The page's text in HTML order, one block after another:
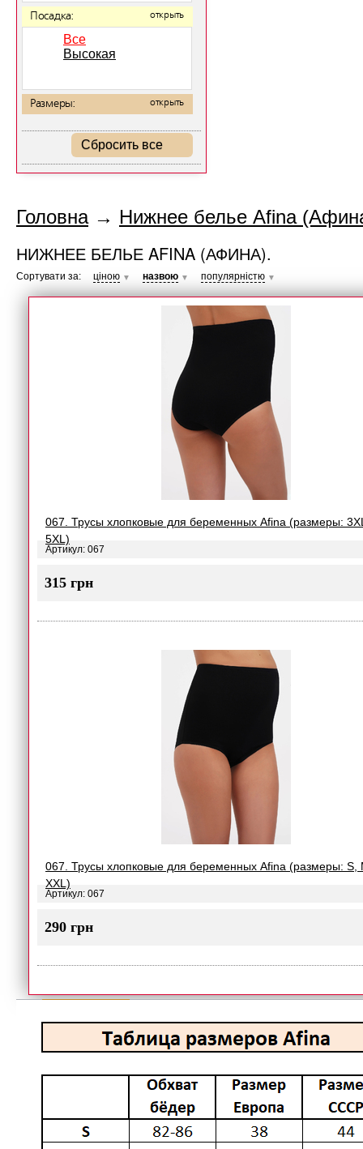
Посадка: открыть
Все
Высокая
Размеры: открыть
Сбросить все
Головна→ Нижнее белье Afina
НИЖНЕЕ БЕЛЬЕ AFINA (АФИНА).
Сортувати за: ціною ▼ назвою ▼ популярністю ▼
067. Трусы хлопковые для беременных Afina (размеры:
5XL)
Артикул: 067
315 грн
067. Трусы хлопковые для беременных Afina (размеры: S,
XXL)
Артикул: 067
290 грн